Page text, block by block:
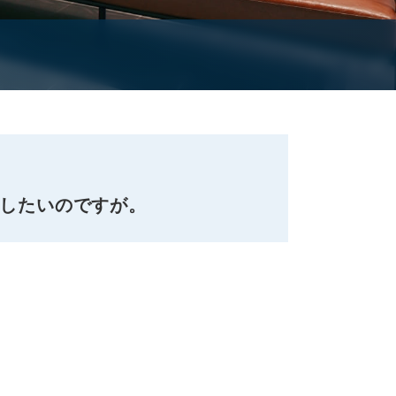
いのですが。